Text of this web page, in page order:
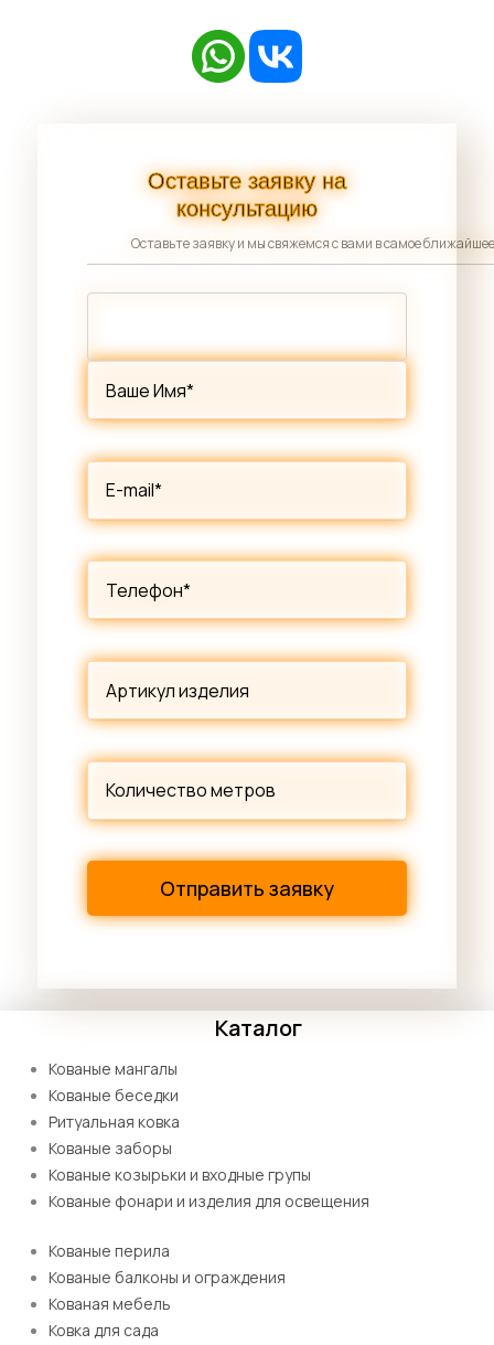
Оставьте заявку на
консультацию
Оставьте заявку и мы свяжемся с вами в самое
Каталог
Кованые мангалы
Кованые беседки
Ритуальная ковка
Кованые заборы
Кованые козырьки и входные групы
Кованые фонари и изделия для освещения
Кованые перила
Кованые балконы и ограждения
Кованая мебель
Ковка для сада